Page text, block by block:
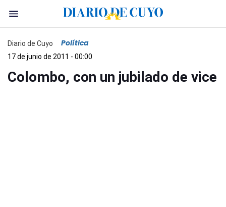
Diario de Cuyo Política
17 de junio de 2011 - 00:00
Colombo, con un jubilado de vice